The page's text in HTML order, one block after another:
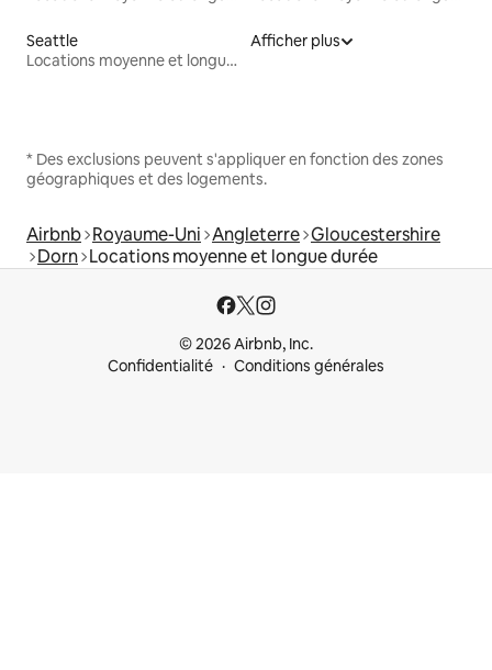
Seattle
Locations moyenne et longue durée
Afficher plus
* Des exclusions peuvent s'appliquer en fonction des zones
géographiques et des logements.
Airbnb Royaume-Uni Angleterre Gloucestershire
Dorn Locations moyenne et longue durée
© 2026 Airbnb, Inc.
Confidentialité
Conditions générales